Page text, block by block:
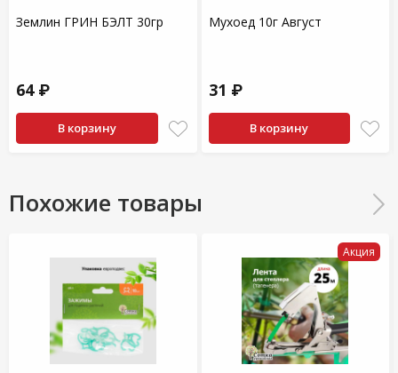
Землин ГРИН БЭЛТ 30гр
64 ₽
В корзину
Мухоед 10г Август
31 ₽
В корзину
Похожие товары
Акция